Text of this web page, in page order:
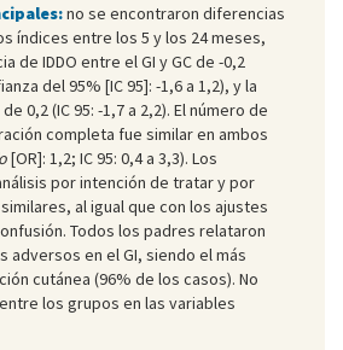
no se encontraron diferencias
índices entre los 5 y los 24 meses,
de IDDO entre el GI y GC de -0,2
del 95% [IC 95]: -1,6 a 1,2), y la
0,2 (IC 95: -1,7 a 2,2). El número de
completa fue similar en ambos
[OR]: 1,2; IC 95: 0,4 a 3,3). Los
por intención de tratar y por
al igual que con los ajustes
Todos los padres relataron
adversos en el GI, siendo el más
cutánea (96% de los casos). No
los grupos en las variables